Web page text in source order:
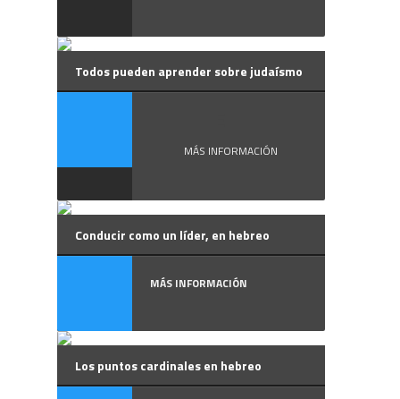
Todos pueden aprender sobre judaísmo
MÁS INFORMACIÓN
Conducir como un líder, en hebreo
MÁS INFORMACIÓN
Los puntos cardinales en hebreo